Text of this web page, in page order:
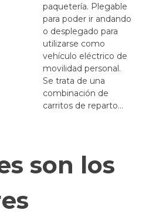
paquetería. Plegable
para poder ir andando
o desplegado para
utilizarse como
vehículo eléctrico de
movilidad personal.
Se trata de una
combinación de
carritos de reparto...
son los